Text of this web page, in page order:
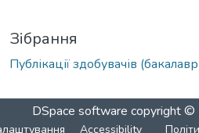
Зібрання
Публікації здобувачів
DSpace software copyright
Accessibility